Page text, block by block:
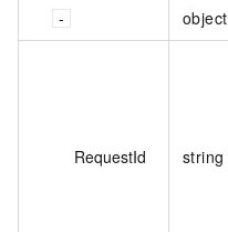
object
RequestId string